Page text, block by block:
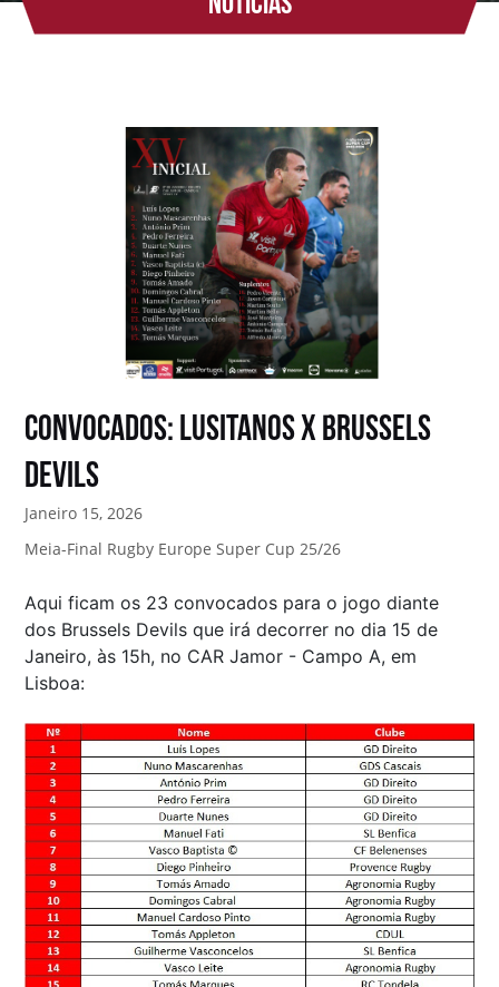
Convocados: Lusitanos x Brussels
Devils
Janeiro 15, 2026
Meia-Final Rugby Europe Super Cup 25/26
Aqui ficam os 23 convocados para o jogo diante
dos Brussels Devils que irá decorrer no dia 15 de
Janeiro, às 15h, no CAR Jamor - Campo A, em
Lisboa: